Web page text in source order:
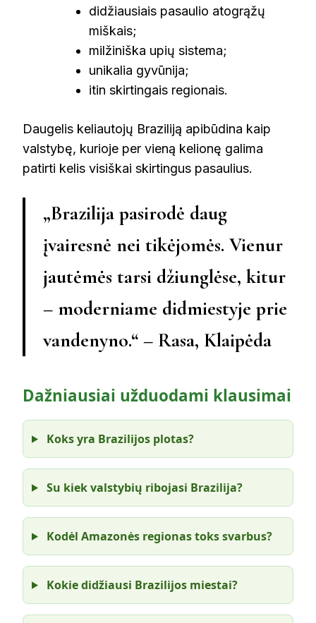
didžiausiais pasaulio atogrąžų
miškais;
milžiniška upių sistema;
unikalia gyvūnija;
itin skirtingais regionais.
Daugelis keliautojų Braziliją apibūdina kaip
valstybę, kurioje per vieną kelionę galima
patirti kelis visiškai skirtingus pasaulius.
„Brazilija pasirodė daug
įvairesnė nei tikėjomės. Vienur
jautėmės tarsi džiunglėse, kitur
– moderniame didmiestyje prie
vandenyno.“ – Rasa, Klaipėda
Dažniausiai užduodami klausimai
Koks yra Brazilijos plotas?
Su kiek valstybių ribojasi Brazilija?
Kodėl Amazonės regionas toks svarbus?
Kokie didžiausi Brazilijos miestai?